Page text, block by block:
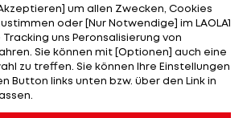
sie gleich darauf zu zwei
nach Schweden reisen werde,
2024 möchte Wolf jedenfalls zum
Olympischen Spielen dabei sein.
wir dann zu zweit sein werden."
um allen Zwecken, Cookies
oder [Nur Notwendige] im LAOLA1
Tracking uns Peronsalisierung von
Sie können mit [Optionen] auch eine
zu treffen. Sie können Ihre Einstellungen
Button links unten bzw. über den Link in